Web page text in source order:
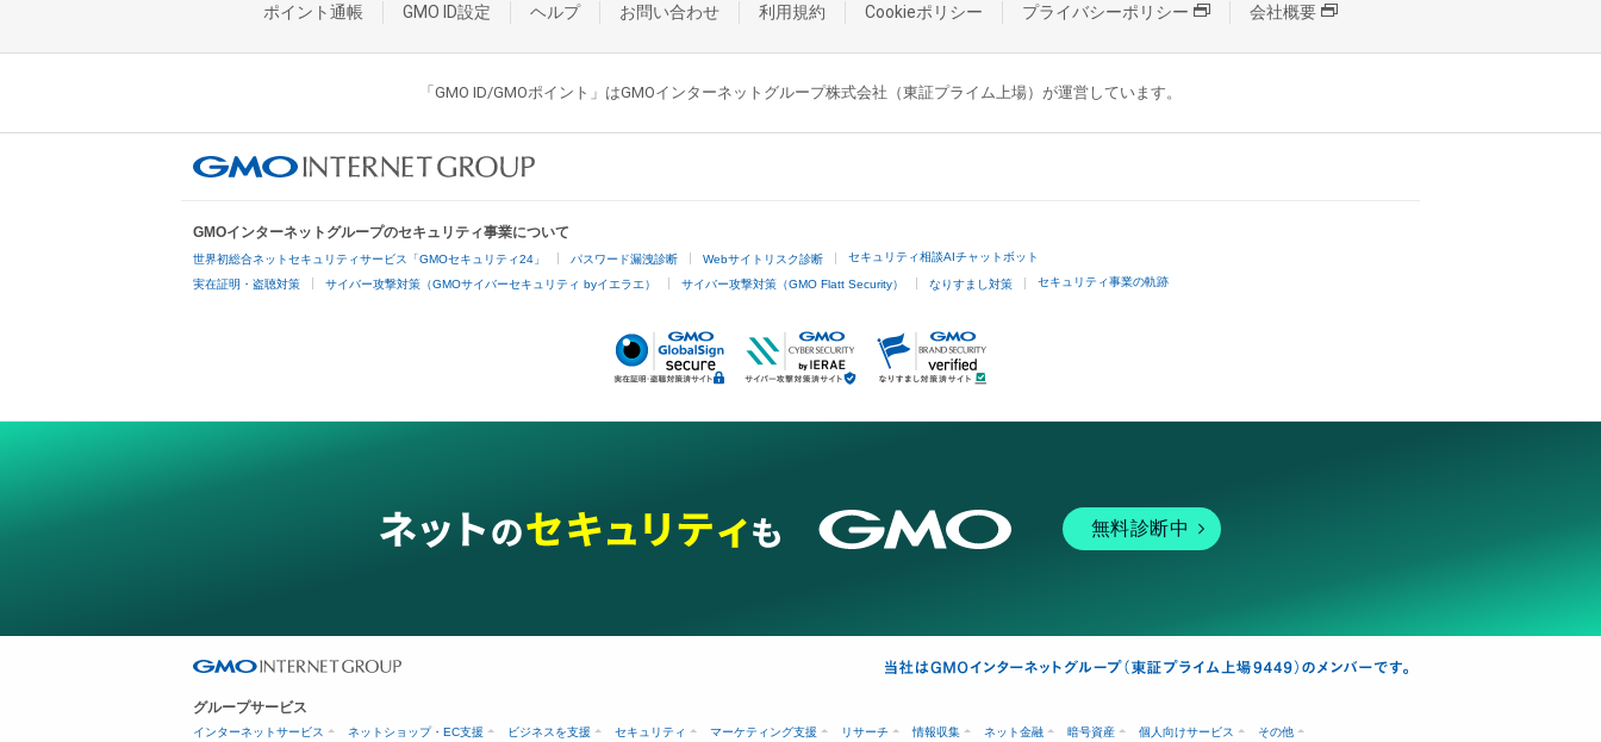
ポイント通帳 GMO ID設定 ヘルプ お問い合わせ 利用規約 Cookieポリシー プライバシーポリシー 会社概要
「GMO ID/GMOポイント」はGMOインターネットグループ株式会社（東証プライム上場）が運営しています。
GMOインターネットグループのセキュリティ事業について
世界初総合ネットセキュリティサービス「GMOセキュリティ24」 パスワード漏洩診断 Webサイトリスク診断 セキュリティ相談AIチャットボット
実在証明・盗聴対策 サイバー攻撃対策（GMOサイバーセキュリティ byイエラエ） サイバー攻撃対策（GMO Flatt Security） なりすまし対策 セキュリティ事業の軌跡
無料診断中
グループサービス
インターネットサービス ネットショップ・EC支援 ビジネスを支援 セキュリティ マーケティング支援 リサーチ 情報収集 ネット金融 暗号資産 個人向けサービス その他